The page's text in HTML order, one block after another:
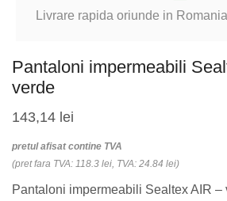
Livrare rapida oriunde in Romania
Pantaloni impermeabili
verde
143,14 lei
pretul afisat contine TVA
(pret fara TVA: 118.3 lei, TVA: 24.84 lei)
Pantaloni impermeabili Sealtex AIR –